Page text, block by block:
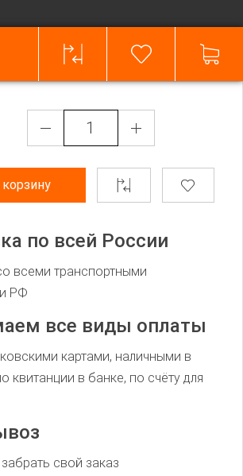
по всей России
всеми транспортными
РФ
все виды оплаты
картами, наличными в
квитанции в банке, по счёту для
свой заказ